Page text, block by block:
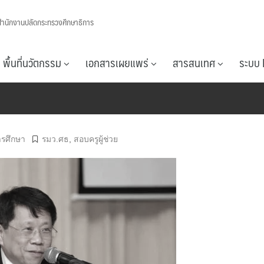
นักงานปลัดกระทรวงศึกษาธิการ
พื้นที่นวัตกรรม เอกสารเผยแพร่ สารสนเทศ ระบ
ศึกษา รมว.ศธ สอบครูผู้ช่วย